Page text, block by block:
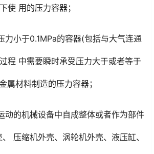
使 用的压力容器；
力小于0.1MPa的容器(包括与大气连通
程 中需要瞬时承受压力大于或者等于
属材料制造的压力容器；
动的机械设备中自成整体或者作为部件
压缩机外壳、涡轮机外壳、液压缸、